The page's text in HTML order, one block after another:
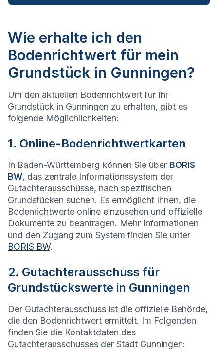
Wie erhalte ich den
Bodenrichtwert für mein
Grundstück in Gunningen?
Um den aktuellen Bodenrichtwert für Ihr
Grundstück in Gunningen zu erhalten, gibt es
folgende Möglichlichkeiten:
1. Online-Bodenrichtwertkarten
In Baden-Württemberg können Sie über BORIS
BW, das zentrale Informationssystem der
Gutachterausschüsse, nach spezifischen
Grundstücken suchen. Es ermöglicht Ihnen, die
Bodenrichtwerte online einzusehen und offizielle
Dokumente zu beantragen. Mehr Informationen
und den Zugang zum System finden Sie unter
BORIS BW.
2. Gutachterausschuss für
Grundstückswerte in Gunningen
Der Gutachterausschuss ist die offizielle Behörde,
die den Bodenrichtwert ermittelt. Im Folgenden
finden Sie die Kontaktdaten des
Gutachterausschusses der Stadt Gunningen: